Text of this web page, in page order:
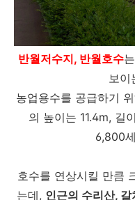
반월저수지, 반월호수
보이
농업용수를 공급하기
의 높이는 11.4m, 길
6,800
호수를 연상시킬 만큼
는데, 인근의 수리산,